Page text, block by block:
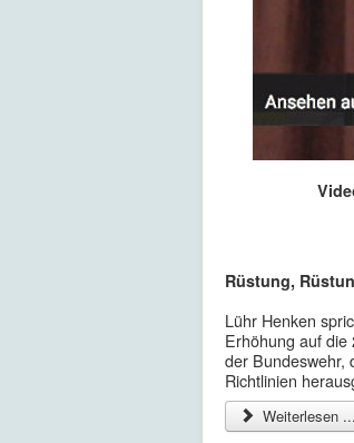
Rüstung,
Lühr Henken
Erhöhung auf
der Bundeswehr,
Richtlinien
Weiterlesen ...